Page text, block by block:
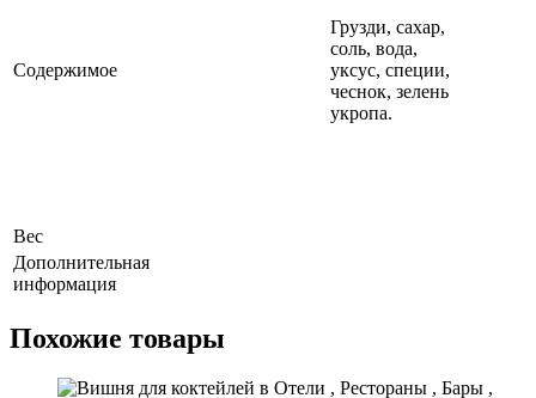
Содержимое
Грузди, сахар,
соль, вода,
уксус, специи,
чеснок, зелень
укропа.
Вес
Дополнительная
информация
Похожие товары